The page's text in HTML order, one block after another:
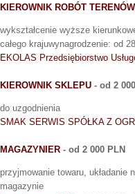
KIEROWNIK ROBÓT
wykształcenie wyższe
całego krajuwynagrodzenie: od
EKOLAS Przedsiębiorstwo
KIEROWNIK SKLEPU - od 2
do uzgodnienia
SMAK SERWIS SPÓŁKA Z
MAGAZYNIER - od 2 000 PLN
przyjmowanie towaru, układanie
magazynie